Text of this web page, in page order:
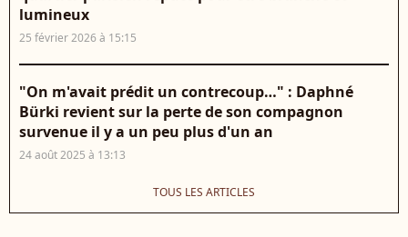
lumineux
25 février 2026 à 15:15
"On m'avait prédit un contrecoup…" : Daphné
Bürki revient sur la perte de son compagnon
survenue il y a un peu plus d'un an
24 août 2025 à 13:13
TOUS LES ARTICLES